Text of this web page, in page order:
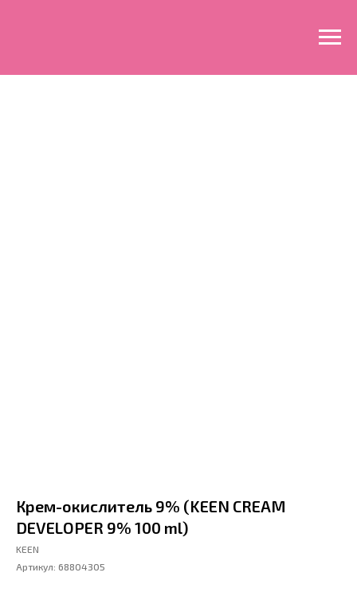
Крем-окислитель 9% (KEEN CREAM
DEVELOPER 9% 100 ml)
KEEN
Артикул: 68804305